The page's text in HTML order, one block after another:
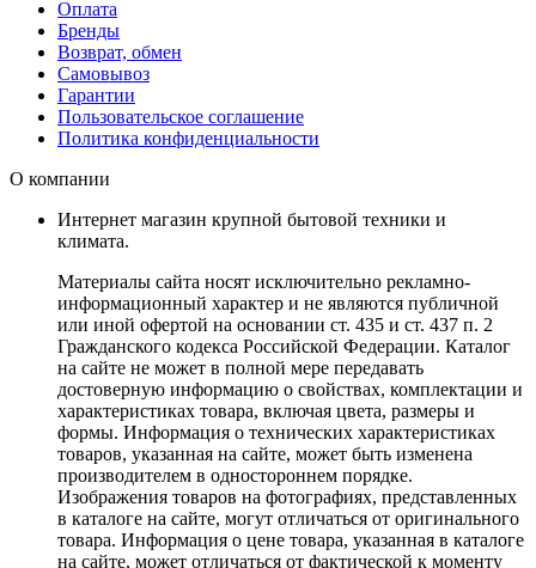
Оплата
Бренды
Возврат, обмен
Самовывоз
Гарантии
Пользовательское соглашение
Политика конфиденциальности
О компании
Интернет магазин крупной бытовой техники и
климата.
Материалы сайта носят исключительно рекламно-
информационный характер и не являются публичной
или иной офертой на основании ст. 435 и ст. 437 п. 2
Гражданского кодекса Российской Федерации. Каталог
на сайте не может в полной мере передавать
достоверную информацию о свойствах, комплектации и
характеристиках товара, включая цвета, размеры и
формы. Информация о технических характеристиках
товаров, указанная на сайте, может быть изменена
производителем в одностороннем порядке.
Изображения товаров на фотографиях, представленных
в каталоге на сайте, могут отличаться от оригинального
товара. Информация о цене товара, указанная в каталоге
на сайте, может отличаться от фактической к моменту